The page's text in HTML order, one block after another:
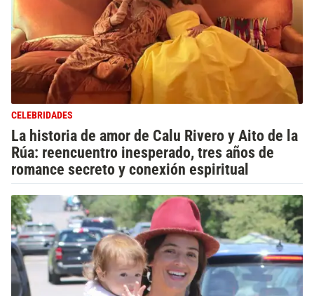
CELEBRIDADES
La historia de amor de Calu Rivero y Aito de la
Rúa: reencuentro inesperado, tres años de
romance secreto y conexión espiritual